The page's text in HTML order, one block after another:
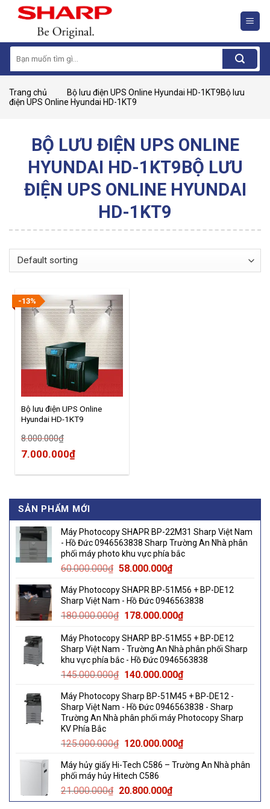
for:
Trang chủ
Bộ lưu điện UPS Online Hyundai HD-1KT9Bộ lưu
điện UPS Online Hyundai HD-1KT9
BỘ LƯU ĐIỆN UPS ONLINE
HYUNDAI HD-1KT9BỘ LƯU
ĐIỆN UPS ONLINE HYUNDAI
HD-1KT9
-13%
Bộ lưu điện UPS Online
Hyundai HD-1KT9
8.000.000₫
Original
8.000.000₫.
7.000.000₫Current
7.000.000₫.
SẢN PHẨM MỚI
Máy Photocopy SHAPR BP-22M31 Sharp Việt Nam
- Hồ Đức 0946563838 Sharp Trường An Nhà phân
phối máy photo khu vực phía bắc
60.000.000₫ Original
was:
60.000.000₫.
58.000.000₫Current
is:
58.000.000₫.
Máy Photocopy SHAPR BP-51M56 + BP-DE12
Sharp Việt Nam - Hồ Đức 0946563838
180.000.000₫ Original
was:
180.000.000₫.
178.000.000₫Current
is:
178.000.000₫.
Máy Photocopy SHARP BP-51M55 + BP-DE12
Sharp Việt Nam - Trường An Nhà phân phối Sharp
khu vực phía bắc - Hồ Đức 0946563838
145.000.000₫ Original
was:
145.000.000₫.
140.000.000₫Current
is:
140.000.000₫.
Máy Photocopy Sharp BP-51M45 + BP-DE12 -
Sharp Việt Nam - Hồ Đức 0946563838 - Sharp
Trường An Nhà phân phối máy Photocopy Sharp
KV Phía Bắc
125.000.000₫ Original
was:
125.000.000₫.
120.000.000₫Current
is:
Máy hủy giấy Hi-Tech C586 – Trường An Nhà phân
phối máy hủy Hitech C586
21.000.000₫ Original
price
20.800.000₫Current
price